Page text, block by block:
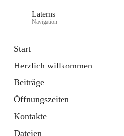
Laterns
Navigation
Start
Herzlich willkommen
Beiträge
Öffnungszeiten
Kontakte
Dateien
11 Schnellzugriffe
Soziales
1 Schnellzugriff